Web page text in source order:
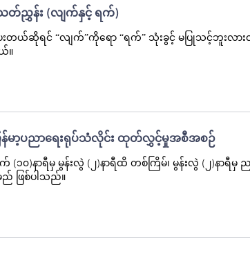
ညွှန်း (လျက်နှင့် ရက်)
းတယ်ဆိုရင် “လျက်”ကိုရော “ရက်” သုံးခွင့် မပြုသင့်ဘူးလာ
။
ြန်မာ့ပညာရေးရုပ်သံလိုင်း ထုတ်လွှင့်မှုအစီအစဉ်
(၁၀)နာရီမှ မွန်းလွဲ (၂)နာရီထိ တစ်ကြိမ်၊ မွန်းလွဲ (၂)နာရီမှ
ဖြစ်ပါသည်။